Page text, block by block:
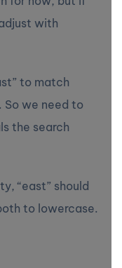
with
to match
So we need to
the search
“east” should
to lowercase.